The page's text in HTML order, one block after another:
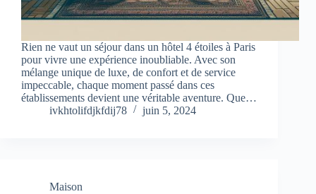
Rien ne vaut un séjour dans un hôtel 4 étoiles à Paris
pour vivre une expérience inoubliable. Avec son
mélange unique de luxe, de confort et de service
impeccable, chaque moment passé dans ces
établissements devient une véritable aventure. Que…
ivkhtolifdjkfdij78
juin 5, 2024
Maison